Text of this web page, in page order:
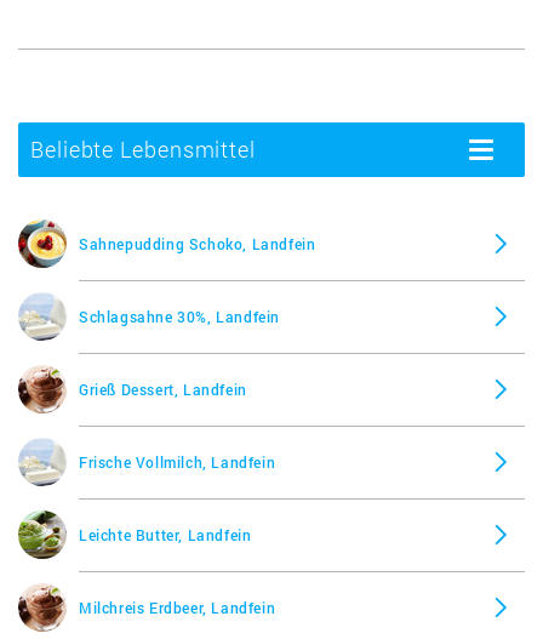
Beliebte Lebensmittel
Toggle
Sahnepudding Schoko, Landfein
Schlagsahne 30%, Landfein
Grieß Dessert, Landfein
Frische Vollmilch, Landfein
Leichte Butter, Landfein
Milchreis Erdbeer, Landfein